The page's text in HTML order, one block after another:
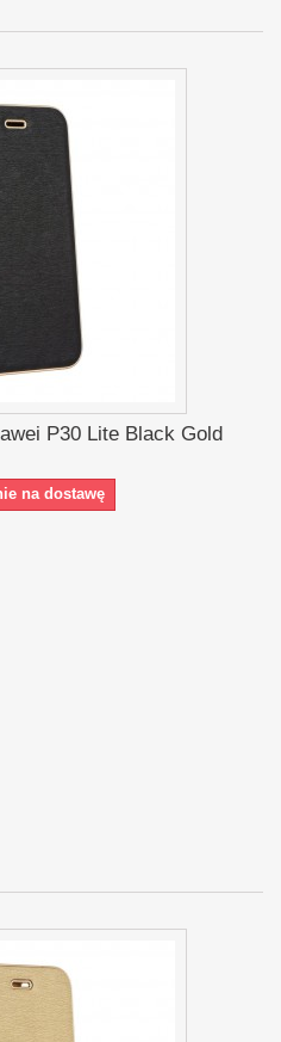
P30 Lite Black Gold
na dostawę